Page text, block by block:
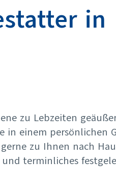
in
zu Lebzeiten
in einem persönlichen
zu Ihnen nach
terminliches